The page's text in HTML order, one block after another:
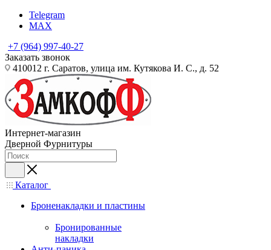
Telegram
MAX
+7 (964) 997-40-27
Заказать звонок
410012 г. Саратов, улица им. Кутякова И. С., д. 52
Интернет-магазин
Дверной Фурнитуры
Каталог
Броненакладки и пластины
Бронированные
накладки